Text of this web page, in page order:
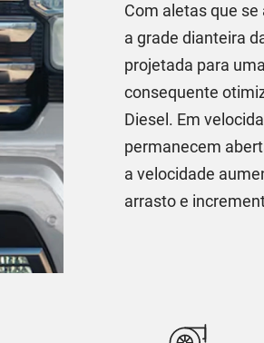
Com aletas que
a grade dianteira
projetada para
consequente
Diesel. Em
permanecem
a velocidade
arrasto e